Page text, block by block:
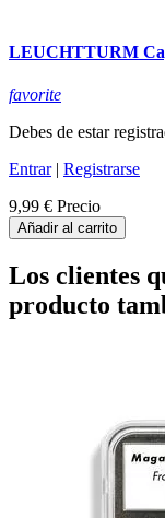
LEUCHTTURM
favorite
Debes de estar
Entrar| Registrarse
9,99 € Precio
Añadir al carrito
Los clientes
producto